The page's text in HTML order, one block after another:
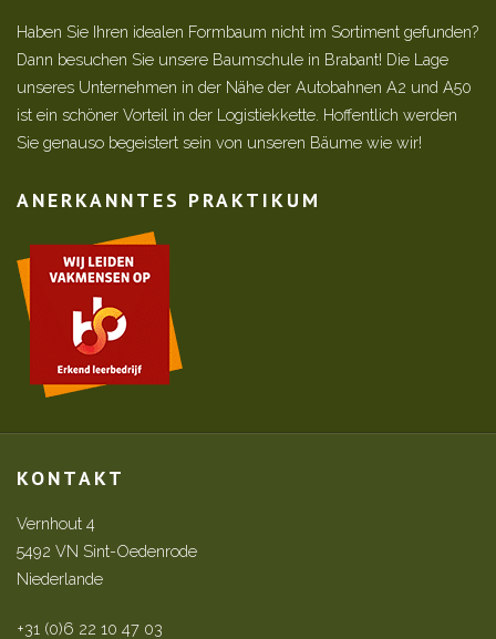
Haben Sie Ihren idealen Formbaum nicht im Sortiment gefunden?
Dann besuchen Sie unsere Baumschule in Brabant! Die Lage
unseres Unternehmen in der Nähe der Autobahnen A2 und A50
ist ein schöner Vorteil in der Logistiekkette. Hoffentlich werden
Sie genauso begeistert sein von unseren Bäume wie wir!
ANERKANNTES PRAKTIKUM
KONTAKT
Vernhout 4
5492 VN Sint-Oedenrode
Niederlande
+31 (0)6 22 10 47 03